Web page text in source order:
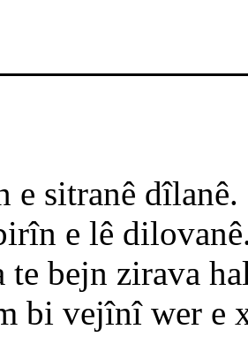
e sitranê dîlanê.
e lê
bejn zirava
bi vejînî wer e